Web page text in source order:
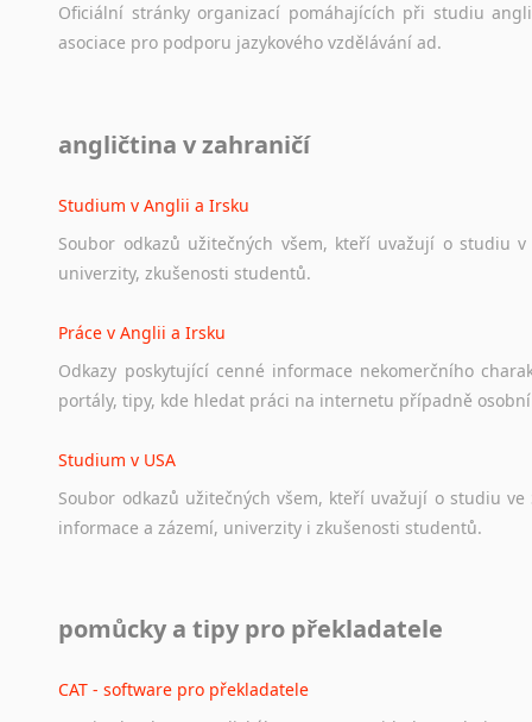
Oficiální stránky organizací pomáhajících při studiu
asociace pro podporu jazykového vzdělávání ad.
Ať už se jedná o česká diskusní
angličtina v zahraničí
Studium v Anglii a Irsku
Soubor odkazů užitečných všem, kteří uvažují o studiu v
univerzity, zkušenosti studentů.
Práce v Anglii a Irsku
Odkazy poskytující cenné informace nekomerčního
portály, tipy, kde hledat práci na internetu případně osobní
Studium v USA
Soubor odkazů užitečných všem, kteří uvažují o studiu ve
informace a zázemí, univerzity i zkušenosti studentů.
Odkazy poskytující cenné informace nekomerčního
pomůcky a tipy pro překladatele
CAT - software pro překladatele